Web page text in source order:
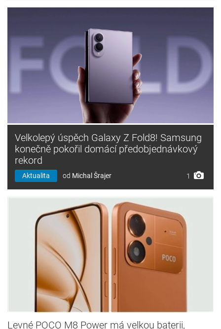
Velkolepý úspěch Galaxy Z Fold8! Samsung
konečně pokořil domácí předobjednávkový
rekord
Aktualita od Michal Šrajer 1
Levné POCO M8 Power má velkou baterii,